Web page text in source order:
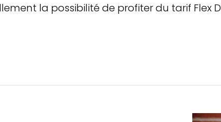
la possibilité de profiter du tarif Flex D